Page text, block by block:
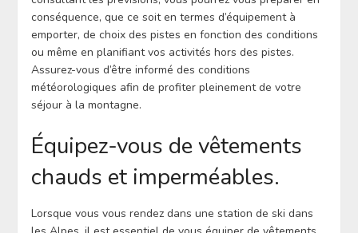
conséquence, que ce soit en termes d’équipement à
emporter, de choix des pistes en fonction des conditions
ou même en planifiant vos activités hors des pistes.
Assurez-vous d’être informé des conditions
météorologiques afin de profiter pleinement de votre
séjour à la montagne.
Équipez-vous de vêtements
chauds et imperméables.
Lorsque vous vous rendez dans une station de ski dans